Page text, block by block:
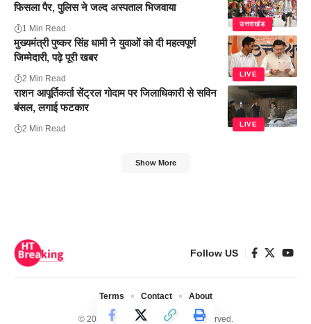
उत्तराखंड
फिसला पैर, पुलिस ने जल्द अस्पताल भिजवाया
1 Min Read
LIVE
मुख्यमंत्री पुष्कर सिंह धामी ने युवाओं को दी महत्वपूर्ण
जिम्मेदारी, पढ़े पूरी खबर
2 Min Read
LIVE
राशन आपूर्तिकर्ता सेंट्रल गोदाम पर जिलाधिकारी से सविन
बंसल, लगाई फटकार
2 Min Read
Show More
Follow US
© 2024 Ht Breaking. All Rights Reserved.
Terms Contact About